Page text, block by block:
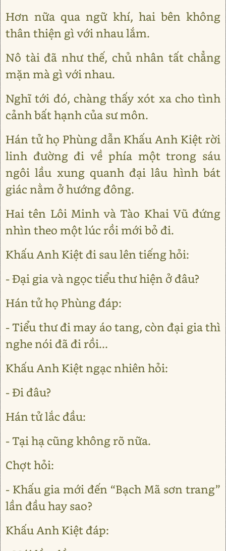
Hơn nữa qua ngữ khí, hai bên không
thân thiện gì với nhau lắm.
Nô tài đã như thế, chủ nhân tất chẳng
mặn mà gì với nhau.
Nghĩ tới đó, chàng thấy xót xa cho tình
cảnh bất hạnh của sư môn.
Hán tử họ Phùng dẫn Khấu Anh Kiệt rời
linh đường đi về phía một trong sáu
ngôi lầu xung quanh đại lâu hình bát
giác nằm ở hướng đông.
Hai tên Lôi Minh và Tào Khai Vũ đứng
nhìn theo một lúc rồi mới bỏ đi.
Khấu Anh Kiệt đi sau lên tiếng hỏi:
- Đại gia và ngọc tiểu thư hiện ở đâu?
Hán tử họ Phùng đáp:
- Tiểu thư đi may áo tang, còn đại gia thì
nghe nói đã đi rồi...
Khấu Anh Kiệt ngạc nhiên hỏi:
- Đi đâu?
Hán tử lắc đầu:
- Tại hạ cũng không rõ nữa.
Chợt hỏi:
- Khấu gia mới đến “Bạch Mã sơn trang”
lần đầu hay sao?
Khấu Anh Kiệt đáp: